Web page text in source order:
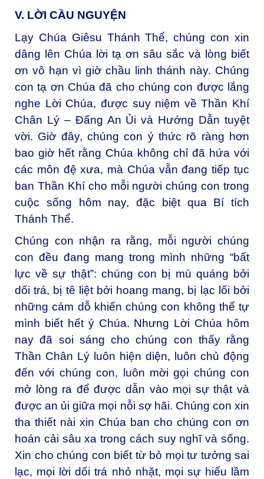
V. LỜI CẦU NGUYỆN
Lạy Chúa Giêsu Thánh Thể, chúng con xin
dâng lên Chúa lời tạ ơn sâu sắc và lòng biết
ơn vô hạn vì giờ chầu linh thánh này. Chúng
con tạ ơn Chúa đã cho chúng con được lắng
nghe Lời Chúa, được suy niệm về Thần Khí
Chân Lý – Đấng An Ủi và Hướng Dẫn tuyệt
vời. Giờ đây, chúng con ý thức rõ ràng hơn
bao giờ hết rằng Chúa không chỉ đã hứa với
các môn đệ xưa, mà Chúa vẫn đang tiếp tục
ban Thần Khí cho mỗi người chúng con trong
cuộc sống hôm nay, đặc biệt qua Bí tích
Thánh Thể.
Chúng con nhận ra rằng, mỗi người chúng
con đều đang mang trong mình những “bất
lực về sự thật”: chúng con bị mù quáng bởi
dối trá, bị tê liệt bởi hoang mang, bị lạc lối bởi
những cám dỗ khiến chúng con không thể tự
mình biết hết ý Chúa. Nhưng Lời Chúa hôm
nay đã soi sáng cho chúng con thấy rằng
Thần Chân Lý luôn hiện diện, luôn chủ động
đến với chúng con, luôn mời gọi chúng con
mở lòng ra để được dẫn vào mọi sự thật và
được an ủi giữa mọi nỗi sợ hãi. Chúng con xin
tha thiết nài xin Chúa ban cho chúng con ơn
hoán cải sâu xa trong cách suy nghĩ và sống.
Xin cho chúng con biết từ bỏ mọi tư tưởng sai
lạc, mọi lời dối trá nhỏ nhặt, mọi sự hiểu lầm